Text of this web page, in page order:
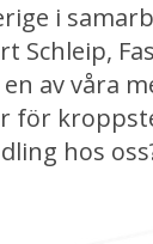
i
Schleip,
av våra
för
hos